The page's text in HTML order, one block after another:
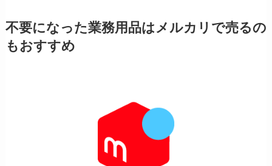
不要になった業務用品はメルカリで売るの
もおすすめ